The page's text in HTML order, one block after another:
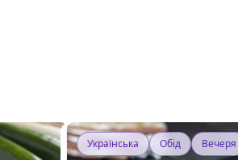
Українська Обід Вечеря